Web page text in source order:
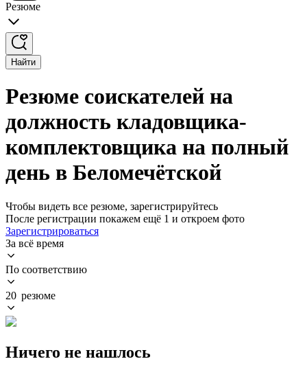
Резюме
Найти
Резюме соискателей на
должность кладовщика-
комплектовщика на полный
день в Беломечётской
Чтобы видеть все резюме, зарегистрируйтесь
После регистрации покажем ещё 1 и откроем фото
Зарегистрироваться
За всё время
По соответствию
20 резюме
Ничего не нашлось